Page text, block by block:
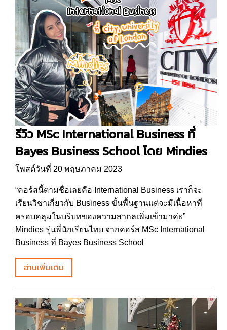
รีวิว MSc International Business ที่
Bayes Business School โดย Mindies
โพสต์วันที่ 20 พฤษภาคม 2023
“คอร์สนี้ตามชื่อเลยคือ International Business เราก็จะ
เรียนวิชาเกี่ยวกับ Business ขั้นพื้นฐานแต่จะมีเนื้อหาที่
ครอบคลุมในบริบทของความสากลเพิ่มเข้ามาค่ะ”
Mindies รุ่นพี่นักเรียนไทย จากคอร์ส MSc International
Business ที่ Bayes Business School
อ่านเพิ่มเติม